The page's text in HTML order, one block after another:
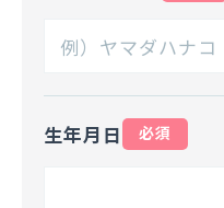
生年月日 必須